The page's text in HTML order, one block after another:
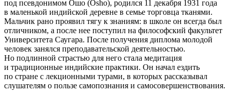
под псевдонимом Ошо (Osho), родился 11 декабря 1931 года
в маленькой индийской деревне в семье торговца тканями.
Мальчик рано проявил тягу к знаниям: в школе он всегда был
отличником, а после нее поступил на философский факультет
Университета Саугара. После получения диплома молодой
человек занялся преподавательской деятельностью.
Но подлинной страстью для него стала медитация
и традиционные индийские практики. Он начал ездить
по стране с лекционными турами, в которых рассказывал
слушателям о пользе самопознания и самосовершенствования.